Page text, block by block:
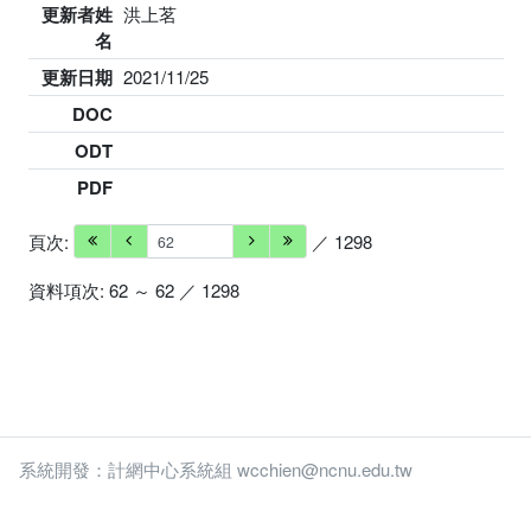
更新者姓
名
洪上茗
更新日期 2021/11/25
DOC
ODT
PDF
頁次:
／ 1298
資料項次: 62 ～ 62 ／ 1298
系統開發：計網中心系統組 wcchien@ncnu.edu.tw